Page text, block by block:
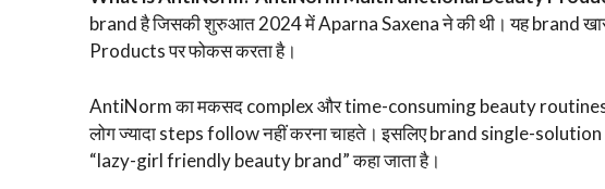
brand है जिसकी शुरुआत 2024 में Aparna Saxena ने की थी। यह brand
Products पर फोकस करता है।
AntiNorm का मकसद complex और time-consuming beauty
लोग ज्यादा steps follow नहीं करना चाहते। इसलिए brand single-solution
“lazy-girl friendly beauty brand” कहा जाता है।